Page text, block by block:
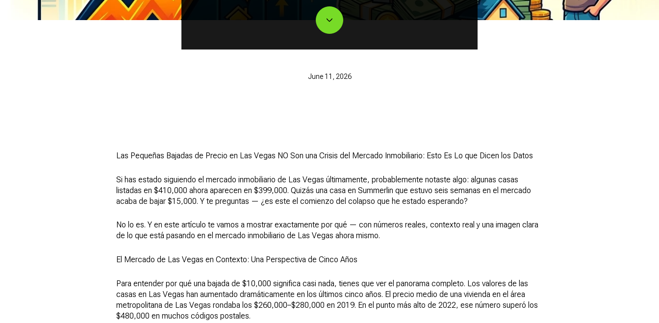
June 11, 2026
Las Pequeñas Bajadas de Precio en Las Vegas NO Son una Crisis del Mercado Inmobiliario: Esto Es Lo que Dicen los Datos
Si has estado siguiendo el mercado inmobiliario de Las Vegas últimamente, probablemente notaste algo: algunas casas
listadas en $410,000 ahora aparecen en $399,000. Quizás una casa en Summerlin que estuvo seis semanas en el mercado
acaba de bajar $15,000. Y te preguntas — ¿es este el comienzo del colapso que he estado esperando?
No lo es. Y en este artículo te vamos a mostrar exactamente por qué — con números reales, contexto real y una imagen clara
de lo que está pasando en el mercado inmobiliario de Las Vegas ahora mismo.
El Mercado de Las Vegas en Contexto: Una Perspectiva de Cinco Años
Para entender por qué una bajada de $10,000 significa casi nada, tienes que ver el panorama completo. Los valores de las
casas en Las Vegas han aumentado dramáticamente en los últimos cinco años. El precio medio de una vivienda en el área
metropolitana de Las Vegas rondaba los $260,000–$280,000 en 2019. En el punto más alto de 2022, ese número superó los
$480,000 en muchos códigos postales.